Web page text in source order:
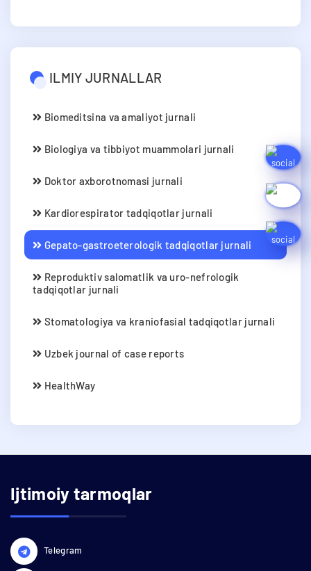
ILMIY JURNALLAR
Biomeditsina va amaliyot jurnali
Biologiya va tibbiyot muammolari jurnali
Doktor axborotnomasi jurnali
Kardiorespirator tadqiqotlar jurnali
Gepato-gastroeterologik tadqiqotlar jurnali
Reproduktiv salomatlik va uro-nefrologik
tadqiqotlar jurnali
Stomatologiya va kraniofasial tadqiqotlar jurnali
Uzbek journal of case reports
HealthWay
Ijtimoiy tarmoqlar
Telegram